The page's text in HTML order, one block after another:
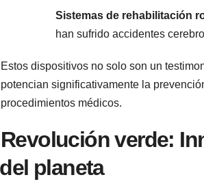
Sistemas de rehabilitación
han sufrido⁢ accidentes
Estos dispositivos⁤ no solo son‌ un⁢
potencian significativamente la
procedimientos⁣ médicos.
Revolución verde:
⁣del‌ planeta